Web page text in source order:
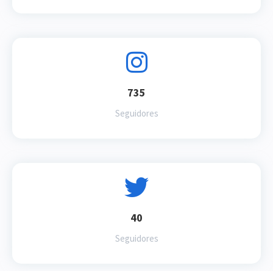
735
Seguidores
40
Seguidores